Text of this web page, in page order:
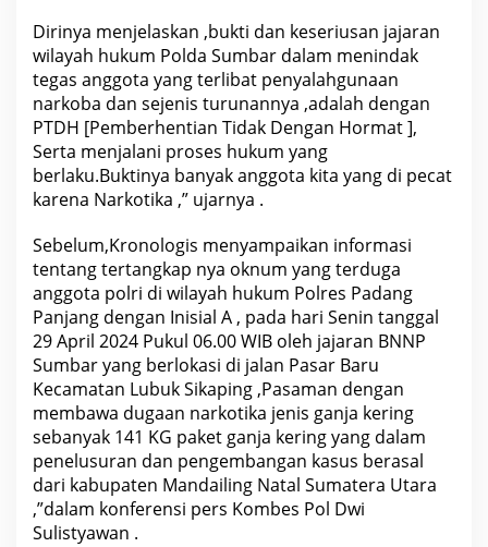
m
a
P
o
l
d
a
u
m
r
?
Dirinya menjelaskan ,bukti dan keseriusan jajaran
wilayah hukum Polda Sumbar dalam menindak
tegas anggota yang terlibat penyalahgunaan
narkoba dan sejenis turunannya ,adalah dengan
PTDH [Pemberhentian Tidak Dengan Hormat ],
Serta menjalani proses hukum yang
berlaku.Buktinya banyak anggota kita yang di pecat
karena Narkotika ,” ujarnya .
Sebelum,Kronologis menyampaikan informasi
tentang tertangkap nya oknum yang terduga
anggota polri di wilayah hukum Polres Padang
Panjang dengan Inisial A , pada hari Senin tanggal
29 April 2024 Pukul 06.00 WIB oleh jajaran BNNP
Sumbar yang berlokasi di jalan Pasar Baru
Kecamatan Lubuk Sikaping ,Pasaman dengan
membawa dugaan narkotika jenis ganja kering
sebanyak 141 KG paket ganja kering yang dalam
penelusuran dan pengembangan kasus berasal
dari kabupaten Mandailing Natal Sumatera Utara
,”dalam konferensi pers Kombes Pol Dwi
Sulistyawan .